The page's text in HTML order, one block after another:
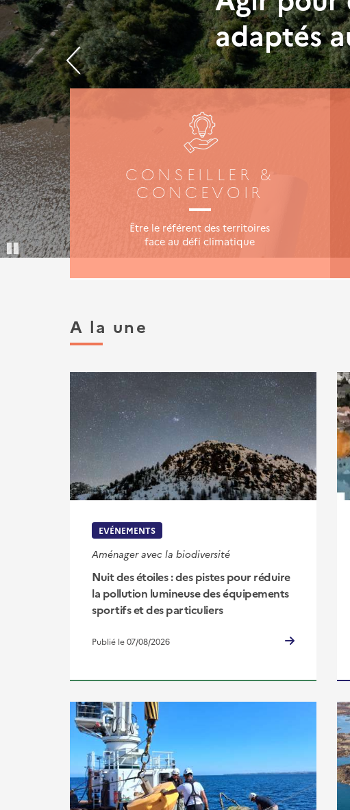
adaptés
National
Port du
CONSEILLER &
CONCEVOIR
Être le référent des territoires
face au défi climatique
A la une
EVÉNEMENTS
Aménager avec la biodiversité
Nuit des étoiles : des pistes pour réduire
la pollution lumineuse des équipements
sportifs et des particuliers
Publié le 07/08/2026